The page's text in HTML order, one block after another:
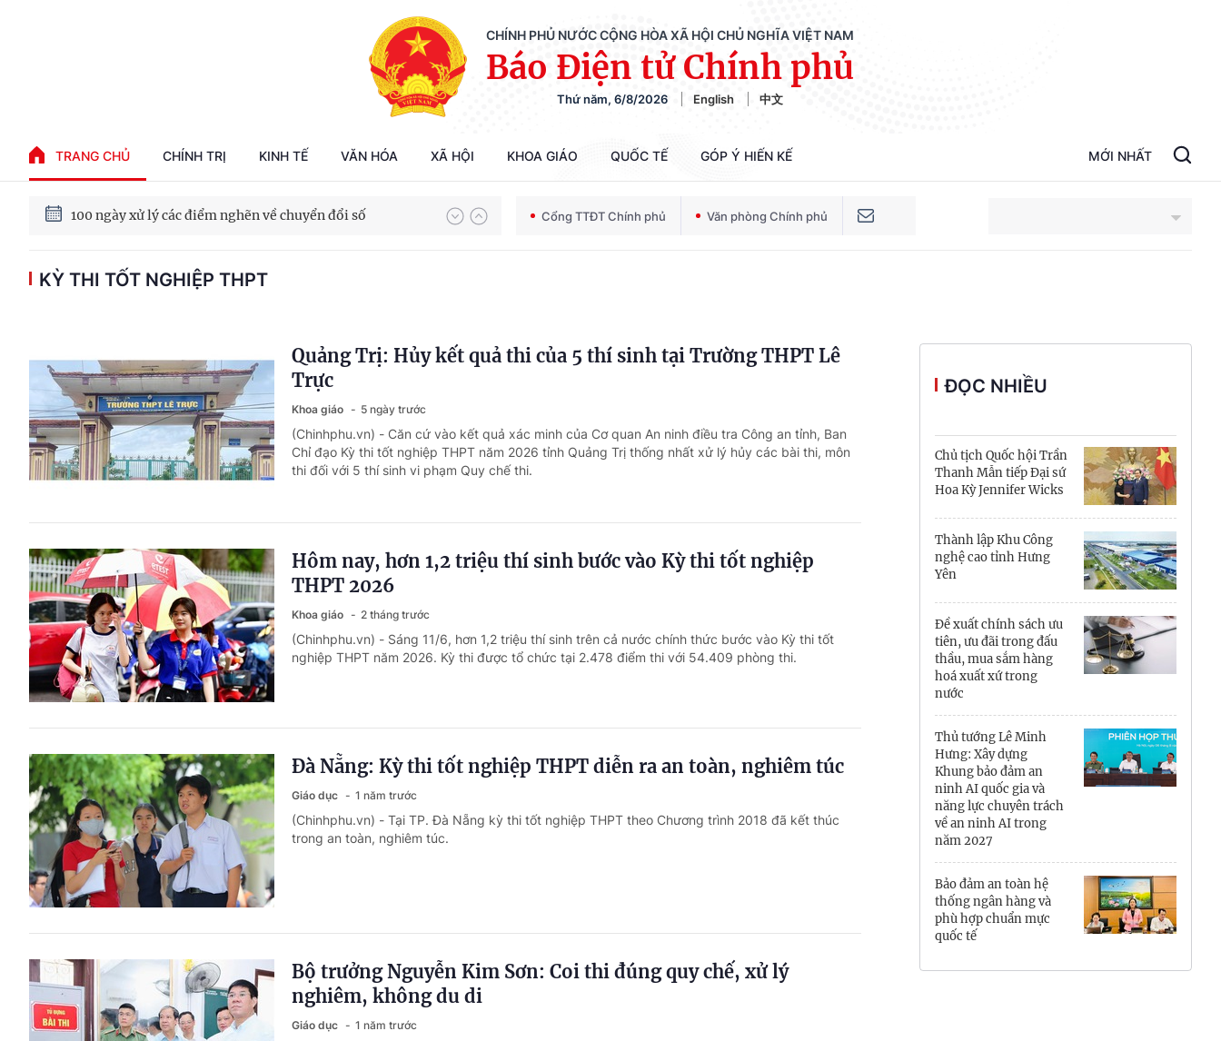
CHÍNH PHỦ NƯỚC CỘNG HÒA XÃ HỘI CHỦ NGHĨA VIỆT NAM
Báo Điện tử Chính phủ
Thứ năm, 6/8/2026 English 中文
TRANG CHỦ CHÍNH TRỊ KINH TẾ VĂN HÓA XÃ HỘI KHOA GIÁO QUỐC TẾ GÓP Ý HIẾN KẾ MỚI NHẤT
100 ngày xử lý các điểm nghẽn về chuyển đổi số
Phát triển kinh tế nhà nước trong kỷ nguyên mới
Cổng TTĐT Chính phủ Văn phòng Chính phủ
Cần Thơ
Điện Biên
Đắk Lắk
Đồng Nai
Đồng Tháp
Gia Lai
Hà Nội
Hồ Chí Minh
Hà Tĩnh
Hải Phòng
Khánh Hòa
KỲ THI TỐT NGHIỆP THPT
Quảng Trị: Hủy kết quả thi của 5 thí sinh tại Trường THPT Lê
Trực
Khoa giáo 5 ngày trước
(Chinhphu.vn) - Căn cứ vào kết quả xác minh của Cơ quan An ninh điều tra Công an tỉnh, Ban
Chỉ đạo Kỳ thi tốt nghiệp THPT năm 2026 tỉnh Quảng Trị thống nhất xử lý hủy các bài thi, môn
thi đối với 5 thí sinh vi phạm Quy chế thi.
Hôm nay, hơn 1,2 triệu thí sinh bước vào Kỳ thi tốt nghiệp
THPT 2026
Khoa giáo 2 tháng trước
(Chinhphu.vn) - Sáng 11/6, hơn 1,2 triệu thí sinh trên cả nước chính thức bước vào Kỳ thi tốt
nghiệp THPT năm 2026. Kỳ thi được tổ chức tại 2.478 điểm thi với 54.409 phòng thi.
Đà Nẵng: Kỳ thi tốt nghiệp THPT diễn ra an toàn, nghiêm túc
Giáo dục 1 năm trước
(Chinhphu.vn) - Tại TP. Đà Nẵng kỳ thi tốt nghiệp THPT theo Chương trình 2018 đã kết thúc
trong an toàn, nghiêm túc.
Bộ trưởng Nguyễn Kim Sơn: Coi thi đúng quy chế, xử lý
nghiêm, không du di
Giáo dục 1 năm trước
ĐỌC NHIỀU
Chủ tịch Quốc hội Trần
Thanh Mẫn tiếp Đại sứ
Hoa Kỳ Jennifer Wicks
Thành lập Khu Công
nghệ cao tỉnh Hưng
Yên
Đề xuất chính sách ưu
tiên, ưu đãi trong đấu
thầu, mua sắm hàng
hoá xuất xứ trong
nước
Thủ tướng Lê Minh
Hưng: Xây dựng
Khung bảo đảm an
ninh AI quốc gia và
năng lực chuyên trách
về an ninh AI trong
năm 2027
Bảo đảm an toàn hệ
thống ngân hàng và
phù hợp chuẩn mực
quốc tế